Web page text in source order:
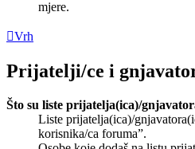
mjere.
Vrh
Prijatelji/ce i
Što su liste prijatelja(ica)/
Liste prijatelja(ica)/
korisnika/ca foruma”.